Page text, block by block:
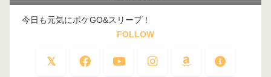
今日も元気にポケGO&スリープ！
FOLLOW